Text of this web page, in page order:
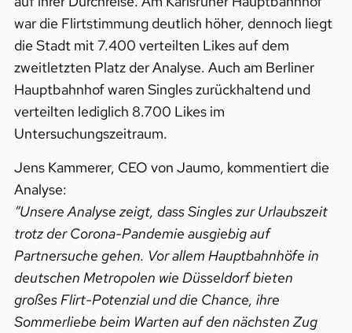
war die Flirtstimmung deutlich höher, dennoch liegt
die Stadt mit 7.400 verteilten Likes auf dem
zweitletzten Platz der Analyse. Auch am Berliner
Hauptbahnhof waren Singles zurückhaltend und
verteilten lediglich 8.700 Likes im
Untersuchungszeitraum.
Jens Kammerer, CEO von Jaumo, kommentiert die
Analyse:
“Unsere Analyse zeigt, dass Singles zur Urlaubszeit
trotz der Corona-Pandemie ausgiebig auf
Partnersuche gehen. Vor allem Hauptbahnhöfe in
deutschen Metropolen wie Düsseldorf bieten
großes Flirt-Potenzial und die Chance, ihre
Sommerliebe beim Warten auf den nächsten Zug